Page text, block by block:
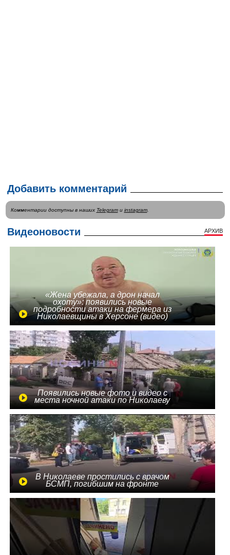
Добавить комментарий
Комментарии доступны в наших Telegramи instagram.
Видеоновости АРХИВ
«Жена убежала, а дрон начал
охоту»: появились новые
подробности атаки на фермера из
Николаевщины в Херсоне (видео)
Появились новые фото и видео с
места ночной атаки по Николаеву
В Николаеве простились с врачом
БСМП, погибшим на фронте